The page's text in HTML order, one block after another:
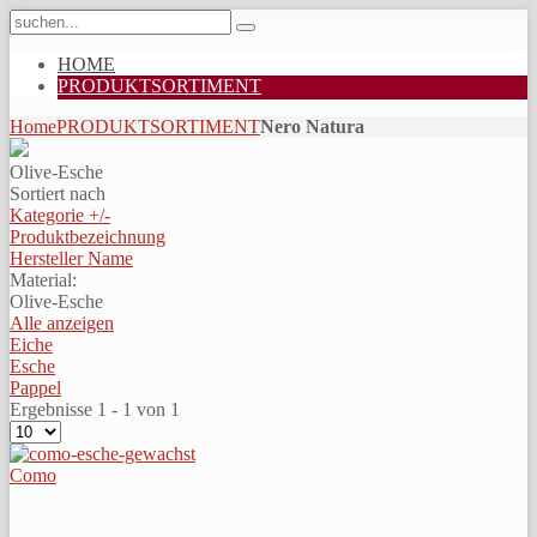
HOME
PRODUKTSORTIMENT
HomePRODUKTSORTIMENTNero Natura
Olive-Esche
Sortiert nach
Kategorie +/-
Produktbezeichnung
Hersteller Name
Material:
Olive-Esche
Alle anzeigen
Eiche
Esche
Pappel
Ergebnisse 1 - 1 von 1
Como